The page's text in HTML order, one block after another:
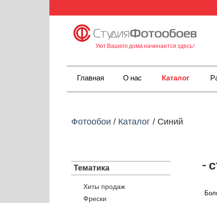
Уют Вашего дома начинается здесь!
Главная О нас Каталог
Фотообои / Каталог / Синий
Тематика
Хиты продаж
Фрески
-